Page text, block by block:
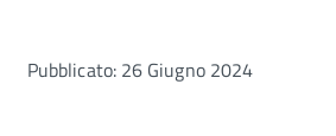
Pubblicato: 26 Giugno 2024